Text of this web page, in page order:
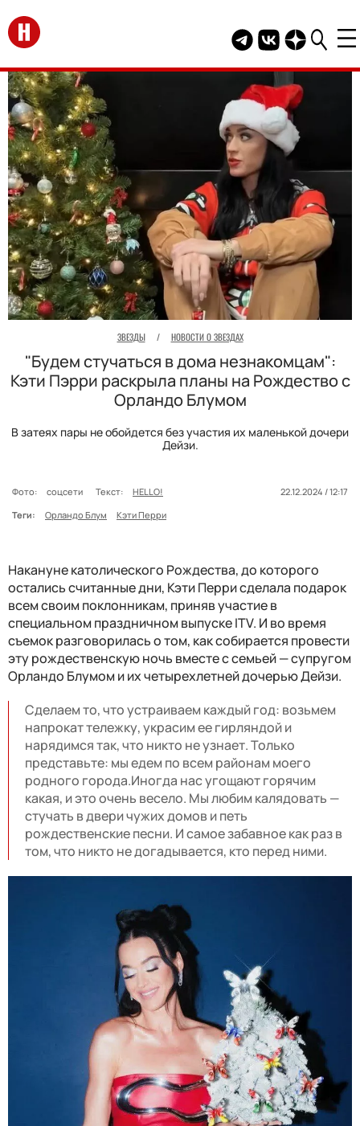
Перейти на главную
Telegram канал
Группа HELLO
Канал
ЗВЕЗДЫ / НОВОСТИ О ЗВЕЗДАХ
"Будем стучаться в дома незнакомцам":
Кэти Пэрри раскрыла планы на Рождество с
Орландо Блумом
В затеях пары не обойдется без участия их маленькой дочери
Дейзи.
Фото: соцсети Текст: HELLO!
22.12.2024 / 12:17
Теги:
Орландо Блум Кэти Перри
Накануне католического Рождества, до которого
остались считанные дни, Кэти Перри сделала подарок
всем своим поклонникам, приняв участие в
специальном праздничном выпуске ITV. И во время
съемок разговорилась о том, как собирается провести
эту рождественскую ночь вместе с семьей — супругом
Орландо Блумом и их четырехлетней дочерью Дейзи.
Сделаем то, что устраиваем каждый год: возьмем
напрокат тележку, украсим ее гирляндой и
нарядимся так, что никто не узнает. Только
представьте: мы едем по всем районам моего
родного города.Иногда нас угощают горячим
какая, и это очень весело. Мы любим калядовать —
стучать в двери чужих домов и петь
рождественские песни. И самое забавное как раз в
том, что никто не догадывается, кто перед ними.